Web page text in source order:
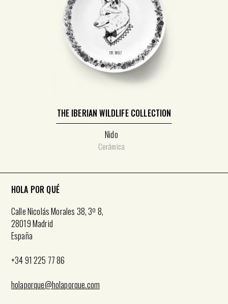
THE IBERIAN WILDLIFE COLLECTION
Nido
Cerámica
HOLA POR QUÉ
Calle Nicolás Morales 38, 3º 8,
28019 Madrid
España
+34 91 225 77 86
holaporque@holaporque.com